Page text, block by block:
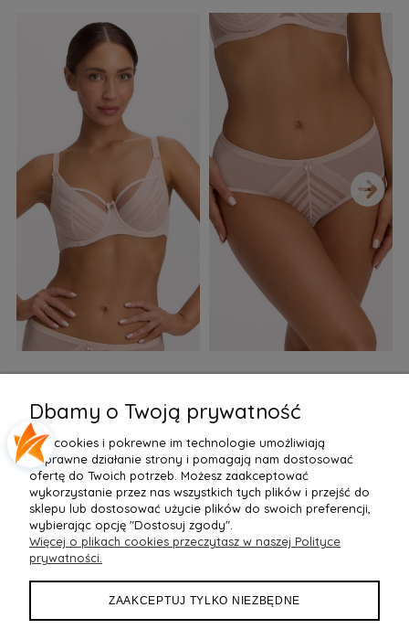
155,99 zł
Do Koszyka »
77,99 zł
Do Koszyka »
›
POMOC
MOJE KONTO
Dbamy o Twoją prywatność
Pliki cookies i pokrewne im technologie umożliwiają
poprawne działanie strony i pomagają nam dostosować
ofertę do Twoich potrzeb. Możesz zaakceptować
wykorzystanie przez nas wszystkich tych plików i przejść do
sklepu lub dostosować użycie plików do swoich preferencji,
wybierając opcję "Dostosuj zgody".
Więcej o plikach cookies przeczytasz w naszej Polityce
prywatności.
ZAAKCEPTUJ TYLKO NIEZBĘDNE